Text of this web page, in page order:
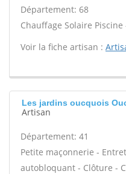
Département: 68
Chauffage Solaire Piscine
Voir la fiche artisan :
Les jardins oucquois
Artisan
Département: 41
Petite maçonnerie -
autobloquant - Clôture -